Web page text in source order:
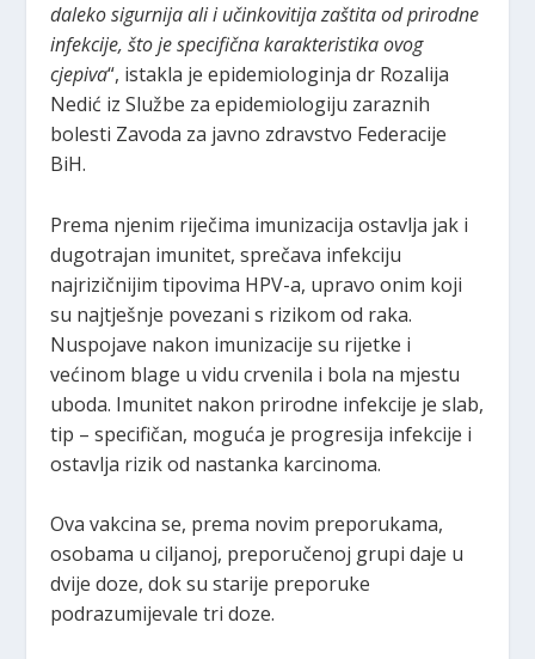
daleko sigurnija ali i učinkovitija zaštita od prirodne
infekcije, što je specifična karakteristika ovog
cjepiva“, istakla je epidemiologinja dr Rozalija
Nedić iz Službe za epidemiologiju zaraznih
bolesti Zavoda za javno zdravstvo Federacije
BiH.
Prema njenim riječima imunizacija ostavlja jak i
dugotrajan imunitet, sprečava infekciju
najrizičnijim tipovima HPV-a, upravo onim koji
su najtješnje povezani s rizikom od raka.
Nuspojave nakon imunizacije su rijetke i
većinom blage u vidu crvenila i bola na mjestu
uboda. Imunitet nakon prirodne infekcije je slab,
tip – specifičan, moguća je progresija infekcije i
ostavlja rizik od nastanka karcinoma.
Ova vakcina se, prema novim preporukama,
osobama u ciljanoj, preporučenoj grupi daje u
dvije doze, dok su starije preporuke
podrazumijevale tri doze.